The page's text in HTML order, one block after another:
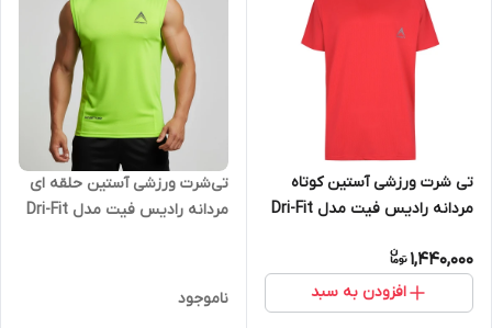
تی شرت ورزشی آستین کوتاه
مردانه رادیس فیت مدل Dri-Fit
1,440,000
افزودن به سبد
تی‌شرت ورزشی آستین حلقه ای
مردانه رادیس فیت مدل Dri-Fit
ناموجود